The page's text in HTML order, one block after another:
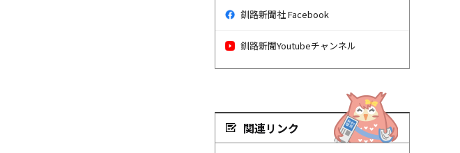
釧路新聞社 Facebook
釧路新聞Youtubeチャンネル
関連リンク